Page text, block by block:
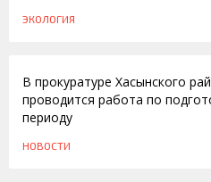
ЭКОЛОГИЯ
В прокуратуре Хасынского
проводится работа по
периоду
НОВОСТИ